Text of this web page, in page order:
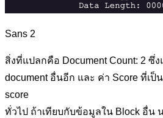
Sans 2
สิ่งที่แปลกคือ Document Count: 2 ซึ่
document อื่นอีก และ ค่า Score ที่เป็
score
ทั่วไป ถ้าเทียบกับข้อมูลใน Block อื่น